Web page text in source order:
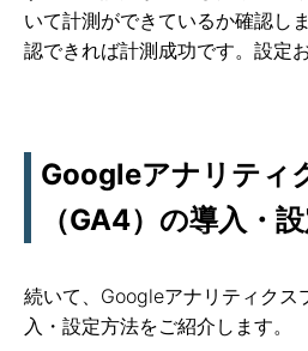
いて計測ができているか確認し
認できれば計測成功です。設定
Googleアナリティ
（GA4）の導入・
続いて、Googleアナリティクス
入・設定方法をご紹介します。